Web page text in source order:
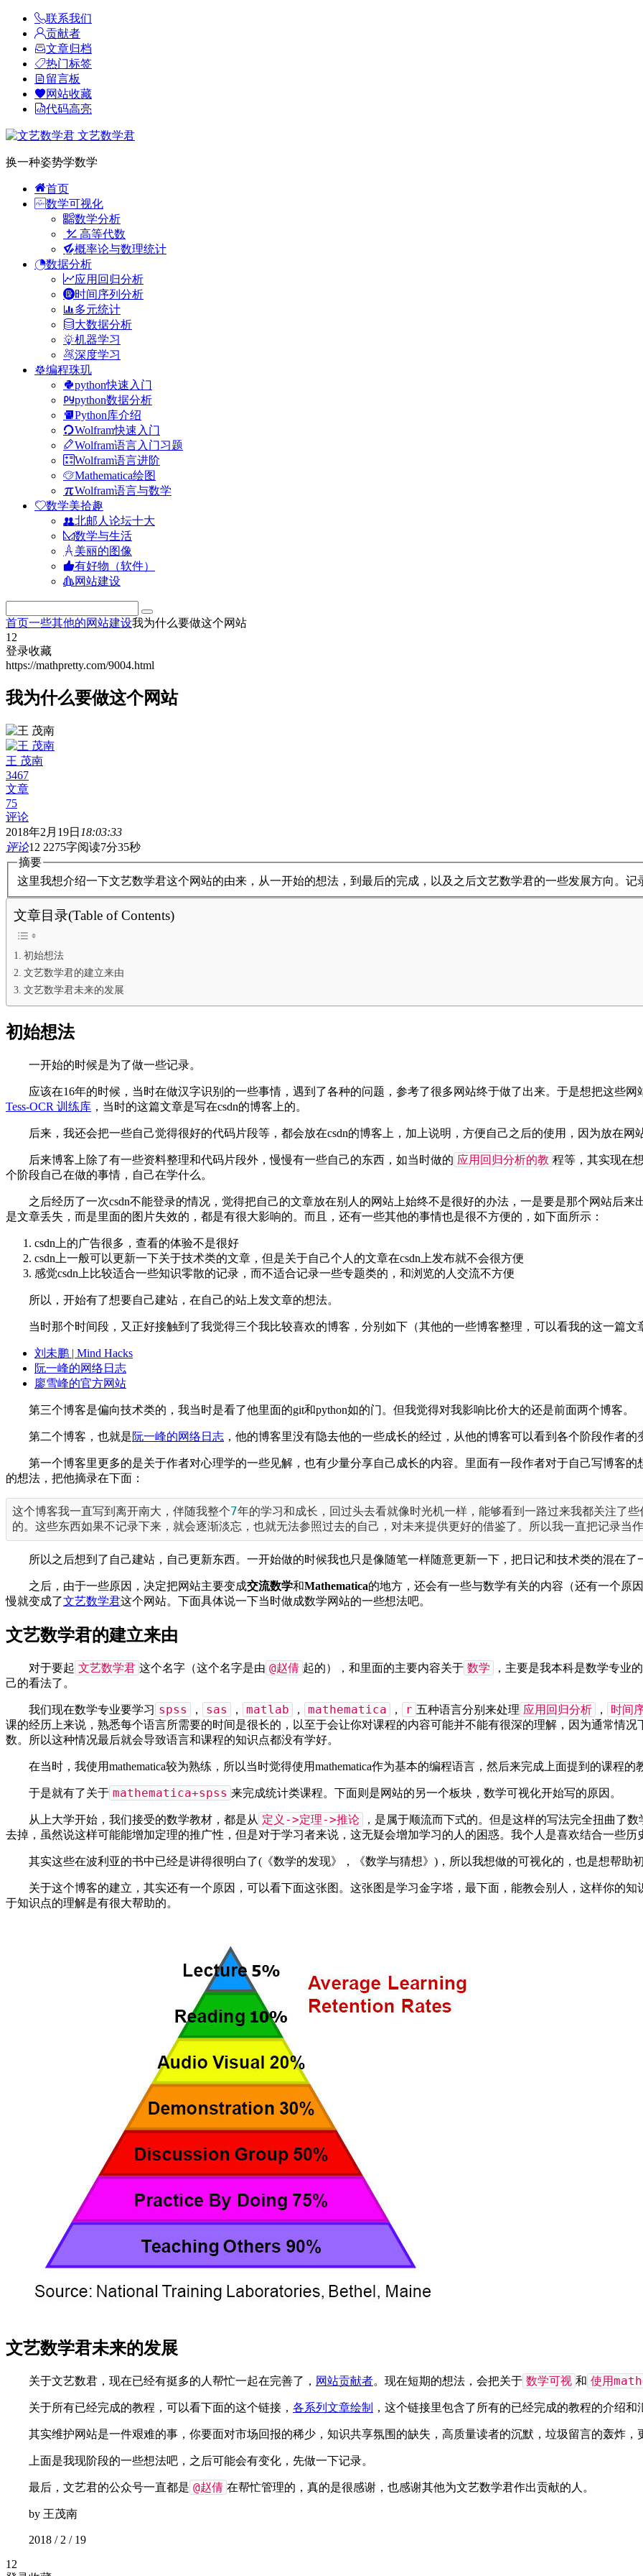
联系我们
贡献者
文章归档
热门标签
留言板
网站收藏
代码高亮
文艺数学君
换一种姿势学数学
首页
数学可视化
数学分析
高等代数
概率论与数理统计
数据分析
应用回归分析
时间序列分析
多元统计
大数据分析
机器学习
深度学习
编程珠玑
python快速入门
python数据分析
Python库介绍
Wolfram快速入门
Wolfram语言入门习题
Wolfram语言进阶
Mathematica绘图
Wolfram语言与数学
数学美拾趣
北邮人论坛十大
数学与生活
美丽的图像
有好物（软件）
网站建设
首页一些其他的网站建设我为什么要做这个网站
12
登录收藏
https://mathpretty.com/9004.html
我为什么要做这个网站
王 茂南
3467
文章
75
评论
2018年2月19日 18:03:33
评论12 2275字阅读7分35秒
摘要
这里我想介绍一下文艺数学君这个网站的由来，从一开始的想法，到最后的完成，以及之后文艺数学君的一些发展方向。记
文章目录(Table of Contents)
初始想法
文艺数学君的建立来由
文艺数学君未来的发展
初始想法
一开始的时候是为了做一些记录。
应该在16年的时候，当时在做汉字识别的一些事情，遇到了各种的问题，参考了很多网站终于做了出来。于是想把这些
Tess-OCR 训练库 ，当时的这篇文章是写在csdn的博客上的。
后来，我还会把一些自己觉得很好的代码片段等，都会放在csdn的博客上，加上说明，方便自己之后的使用，因为放在网
后来博客上除了有一些资料整理和代码片段外，慢慢有一些自己的东西，如当时做的 应用回归分析的教 程等，其实现在
个阶段自己在做的事情，自己在学什么。
之后经历了一次csdn不能登录的情况，觉得把自己的文章放在别人的网站上始终不是很好的办法，一是要是那个网站后
是文章丢失，而是里面的图片失效的，都是有很大影响的。而且，还有一些其他的事情也是很不方便的，如下面所示：
csdn上的广告很多，查看的体验不是很好
csdn上一般可以更新一下关于技术类的文章，但是关于自己个人的文章在csdn上发布就不会很方便
感觉csdn上比较适合一些知识零散的记录，而不适合记录一些专题类的，和浏览的人交流不方便
所以，开始有了想要自己建站，在自己的站上发文章的想法。
当时那个时间段，又正好接触到了我觉得三个我比较喜欢的博客，分别如下（其他的一些博客整理，可以看我的这一篇文
刘未鹏 | Mind Hacks
阮一峰的网络日志
廖雪峰的官方网站
第三个博客是偏向技术类的，我当时是看了他里面的git和python如的门。但我觉得对我影响比价大的还是前面两个博客。
第二个博客，也就是阮一峰的网络日志 ，他的博客里没有隐去他的一些成长的经过，从他的博客可以看到各个阶段作者的
第一个博客里更多的是关于作者对心理学的一些见解，也有少量分享自己成长的内容。里面有一段作者对于自己写博客
的想法，把他摘录在下面：
这个博客我一直写到离开南大，伴随我整个7年的学习和成长，回过头去看就像时光机一样，能够看到一路过来我都关注了
的。这些东西如果不记录下来，就会逐渐淡忘，也就无法参照过去的自己，对未来提供更好的借鉴了。所以我一直把记录当作
所以之后想到了自己建站，自己更新东西。一开始做的时候我也只是像随笔一样随意更新一下，把日记和技术类的混在了
之后，由于一些原因，决定把网站主要变成交流数学和Mathematica的地方，还会有一些与数学有关的内容（还有一个原
慢就变成了文艺数学君这个网站。下面具体说一下当时做成数学网站的一些想法吧。
文艺数学君的建立来由
对于要起 文艺数学君 这个名字（这个名字是由 @赵倩 起的），和里面的主要内容关于 数学
，主要是我本科是数学专业
己的看法了。
我们现在数学专业要学习 spss ， sas ， matlab ， mathematica ， r 五种语言分别来处理 应用回归分析 ， 时间
课的经历上来说，熟悉每个语言所需要的时间是很长的，以至于会让你对课程的内容可能并不能有很深的理解，因为通常情
数。所以这种情况最后就会导致语言和课程的知识点都没有学好。
在当时，我使用mathematica较为熟练，所以当时觉得使用mathematica作为基本的编程语言，然后来完成上面提到的课程的
于是就有了关于 mathematica+spss 来完成统计类课程。下面则是网站的另一个板块，数学可视化开始写的原因。
从上大学开始，我们接受的数学教材，都是从 定义->定理->推论
，是属于顺流而下式的。但是这样的写法完全扭曲了
去掉，虽然说这样可能能增加定理的推广性，但是对于学习者来说，这无疑会增加学习的人的困惑。我个人是喜欢结合一些历
其实这些在波利亚的书中已经是讲得很明白了(《数学的发现》，《数学与猜想》)，所以我想做的可视化的，也是想帮助
关于这个博客的建立，其实还有一个原因，可以看下面这张图。这张图是学习金字塔，最下面，能教会别人，这样你的
于知识点的理解是有很大帮助的。
文艺数学君未来的发展
关于文艺数君，现在已经有挺多的人帮忙一起在完善了， 网站贡献者。现在短期的想法，会把关于 数学可视 和 使用
关于所有已经完成的教程，可以看下面的这个链接， 各系列文章绘制 ，这个链接里包含了所有的已经完成的教程的介绍和
其实维护网站是一件艰难的事，你要面对市场回报的稀少，知识共享氛围的缺失，高质量读者的沉默，垃圾留言的轰炸，
上面是我现阶段的一些想法吧，之后可能会有变化，先做一下记录。
最后，文艺君的公众号一直都是 @赵倩 在帮忙管理的，真的是很感谢，也感谢其他为文艺数学君作出贡献的人。
by 王茂南
2018 / 2 / 19
12